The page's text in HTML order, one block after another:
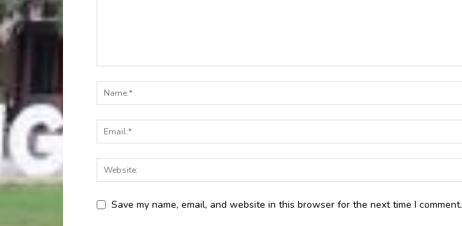
Save my name, email, and website in this browser for the next time I comment.